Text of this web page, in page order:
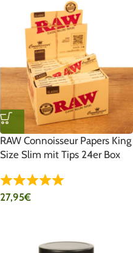
RAW Connoisseur Papers King
Size Slim mit Tips 24er Box
27,95€